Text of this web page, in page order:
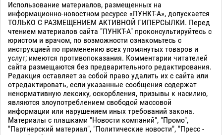
Использование материалов, размещенных на
информационно-новостном ресурсе «ПУНКТ-А», допускается
ТОЛЬКО С РАЗМЕЩЕНИЕМ АКТИВНОЙ ГИПЕРСЫЛКИ. Перед
чтением материалов сайта "ПУНКТ-А" проконсультируйтесь с
юристом и врачом, по возможности ознакомьтесь с
инструкцией по применению всех упомянутых товаров и
услуг; имеются противопоказания. Комментарии читателей
сайта размещаются без предварительного редактирования.
Редакция оставляет за собой право удалить их с сайта или
отредактировать, если указанные сообщения содержат
ненормативную лексику, оскорбления, призывы к насилию,
являются злоупотреблением свободой массовой
информации или нарушением иных требований закона.
Материалы с плашками "Новости компаний", "Промо",
"Партнерский материал", "Политические новости", "Пресс -